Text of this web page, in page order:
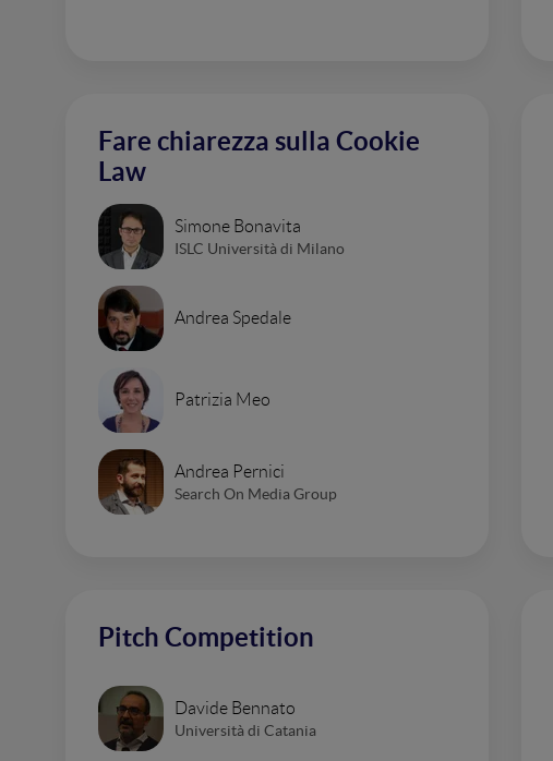
Fare chiarezza sulla Cookie
Law
Simone Bonavita
ISLC Università di Milano
Andrea Spedale
Patrizia Meo
Andrea Pernici
Search On Media Group
Pitch Competition
Davide Bennato
Università di Catania